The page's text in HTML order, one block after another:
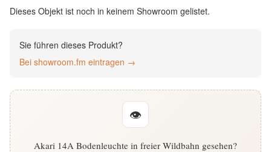
English
Deutsch
Dieses Objekt ist noch in keinem Showroom gelistet.
Sie führen dieses Produkt?
Bei showroom.fm eintragen →
👁
Akari 14A Bodenleuchte in freier Wildbahn gesehen?